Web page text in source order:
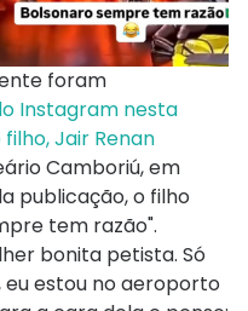
foram
Instagram nesta
Jair Renan
Camboriú, em
publicação, o filho
tem razão".
bonita petista. Só
eu estou no aeroporto